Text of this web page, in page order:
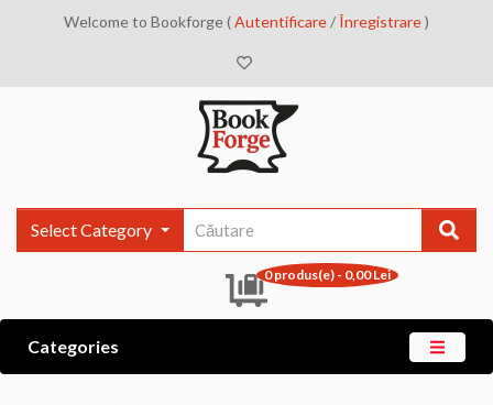
Welcome to Bookforge (Autentificare/Înregistrare)
Select Category
0 produs(e) - 0,00 Lei
Categories